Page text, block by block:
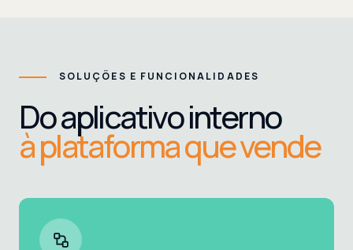
SOLUÇÕES E FUNCIONALIDADES
Do aplicativo interno
à plataforma que vende